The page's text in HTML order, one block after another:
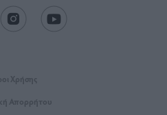
Xρήσης
Απορρήτου